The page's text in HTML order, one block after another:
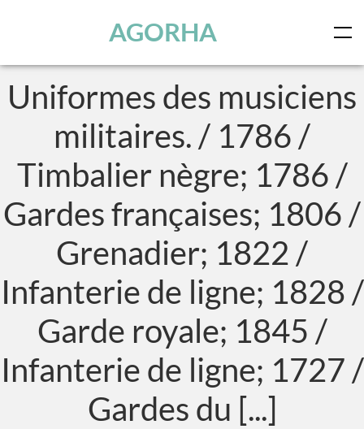
AGORHA
Uniformes des musiciens
militaires. / 1786 /
Timbalier nègre; 1786 /
Gardes françaises; 1806 /
Grenadier; 1822 /
Infanterie de ligne; 1828 /
Garde royale; 1845 /
Infanterie de ligne; 1727 /
Gardes du [...]